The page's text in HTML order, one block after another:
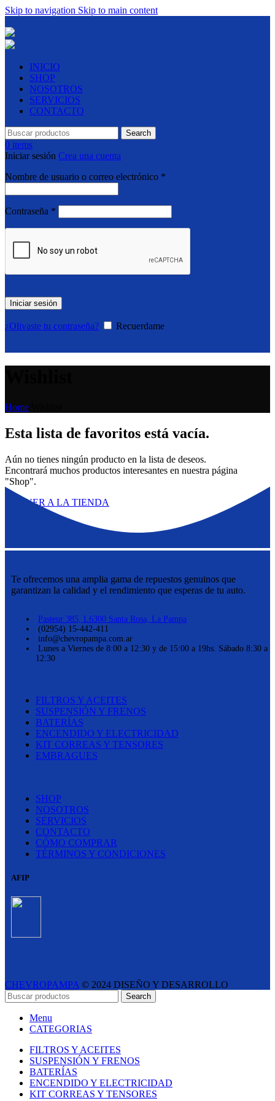
Skip to navigation Skip to main content
INICIO
SHOP
NOSOTROS
SERVICIOS
CONTACTO
Search
0 items
Iniciar sesión Crea una cuenta
Nombre de usuario o correo electrónico *
Contraseña *
Iniciar sesión
¿Olivaste tu contraseña? Recuerdame
Home
Esta lista de favoritos está vacía.
Aún no tienes ningún producto en la lista de deseos.
Encontrará muchos productos interesantes en nuestra página
"Shop".
VOLVER A LA TIENDA
Te ofrecemos una amplia gama de repuestos genuinos que
garantizan la calidad y el rendimiento que esperas de tu auto.
Pasteur 385, L6300 Santa Rosa, La Pampa
(02954) 15-442-411
info@chevropampa.com.ar
Lunes a Viernes de 8:00 a 12:30 y de 15:00 a 19hs. Sábado 8:30 a
12:30
FILTROS Y ACEITES
SUSPENSIÓN Y FRENOS
BATERÍAS
ENCENDIDO Y ELECTRICIDAD
KIT CORREAS Y TENSORES
EMBRAGUES
SHOP
NOSOTROS
SERVICIOS
CONTACTO
CÓMO COMPRAR
TÉRMINOS Y CONDICIONES
AFIP
CHEVROPAMPA © 2024 DISEÑO Y DESARROLLO
ESTUDIO LIPINA
- E-COMMERCE SOLUTIONS
Search
Menu
CATEGORIAS
FILTROS Y ACEITES
SUSPENSIÓN Y FRENOS
BATERÍAS
ENCENDIDO Y ELECTRICIDAD
KIT CORREAS Y TENSORES